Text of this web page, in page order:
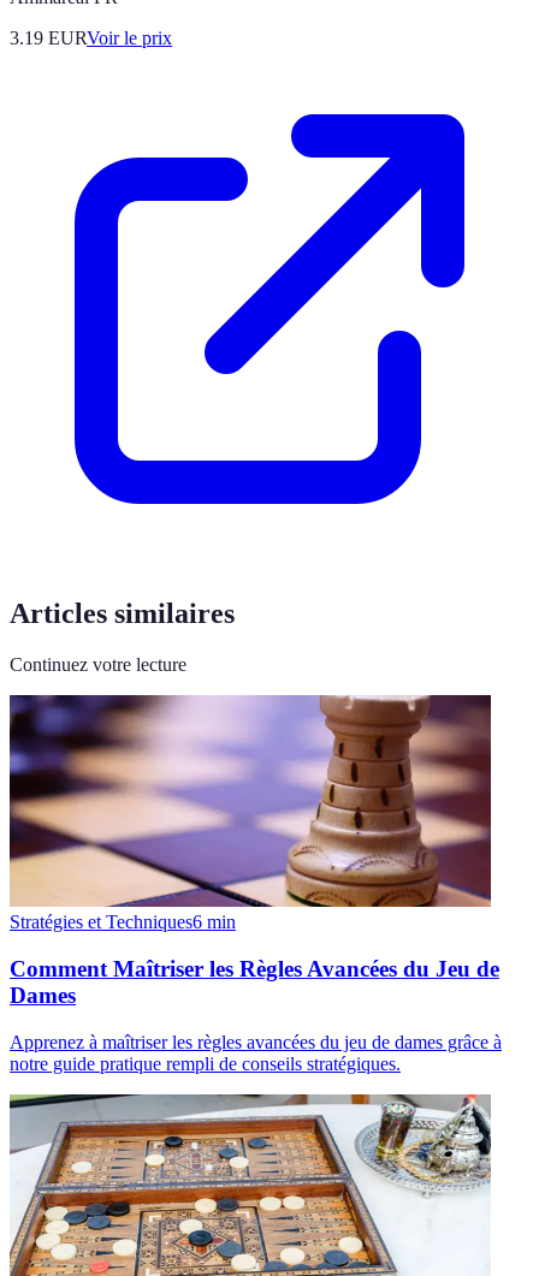
3.19 EURVoir le prix
Articles similaires
Continuez votre lecture
Stratégies et Techniques6 min
Comment Maîtriser les Règles Avancées du Jeu de
Dames
Apprenez à maîtriser les règles avancées du jeu de dames grâce à
notre guide pratique rempli de conseils stratégiques.